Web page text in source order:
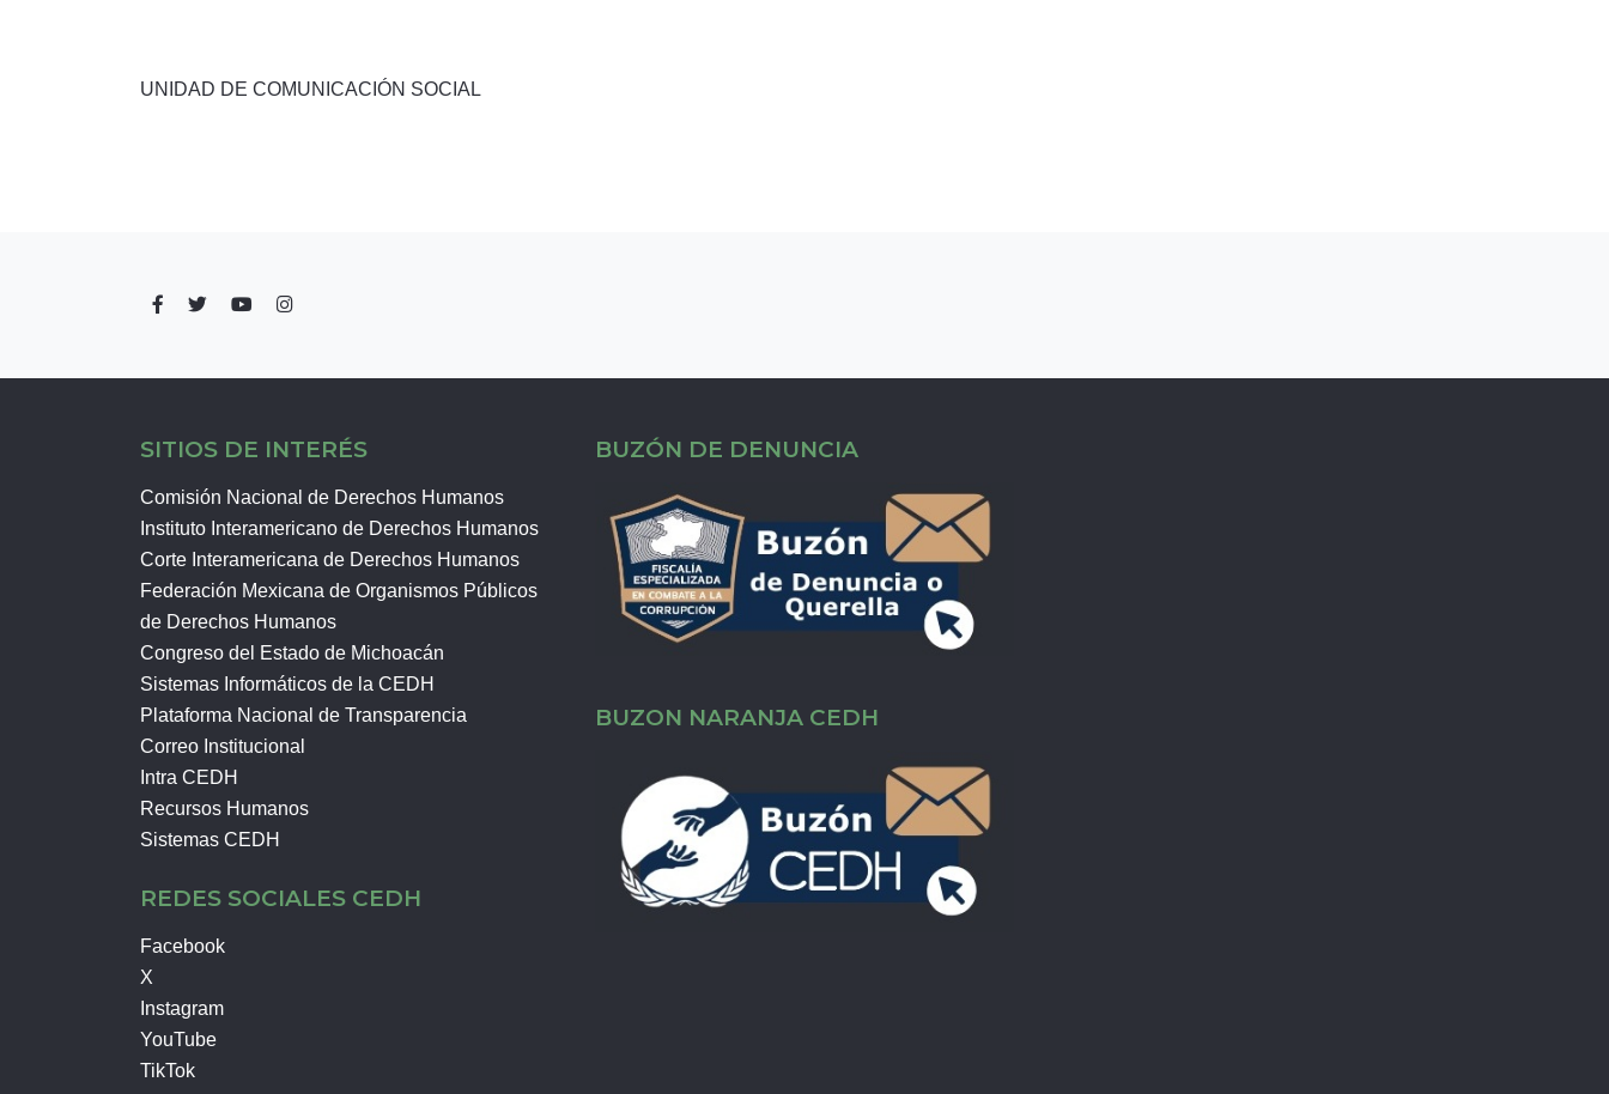
UNIDAD DE COMUNICACIÓN SOCIAL
SITIOS DE INTERÉS
Comisión Nacional de Derechos Humanos
Instituto Interamericano de Derechos Humanos
Corte Interamericana de Derechos Humanos
Federación Mexicana de Organismos Públicos
de Derechos Humanos
Congreso del Estado de Michoacán
Sistemas Informáticos de la CEDH
Plataforma Nacional de Transparencia
Correo Institucional
Intra CEDH
Recursos Humanos
Sistemas CEDH
REDES SOCIALES CEDH
Facebook
X
Instagram
YouTube
TikTok
BUZÓN DE DENUNCIA
BUZON NARANJA CEDH